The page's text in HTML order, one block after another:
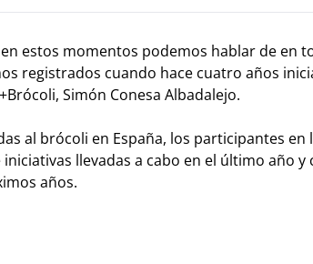
estos momentos podemos hablar de en
registrados cuando hace cuatro años
Simón Conesa Albadalejo.
al brócoli en España, los participantes en
llevadas a cabo en el último año
años.